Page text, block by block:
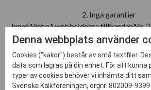
2. Inga garantier
Innehållet på webbsidorna tillhandahålls
Kalkföreningen lämnar ingen garanti,
indirekt, för felfrihet, tillförlitlighet
Kalkföreningen garanterar inte att
aktuella servern är felfria eller inte
skadliga element. Kalkföreningen
Denna webbplats använder
Cookies ("kakor") består av små textfiler.
data som lagras på din enhet. För att kunna
typer av cookies behöver vi inhämta ditt
Svenska Kalkföreningen, orgnr. 802009-